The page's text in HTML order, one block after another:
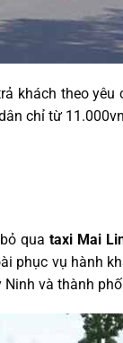
khách theo
chỉ từ
qua taxi Mai
phục vụ hành
và thành